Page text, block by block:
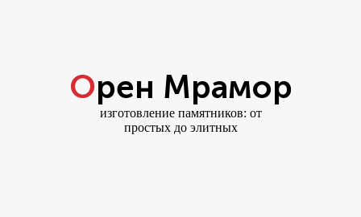
Орен Мрамор
изготовление памятников: от
простых до элитных